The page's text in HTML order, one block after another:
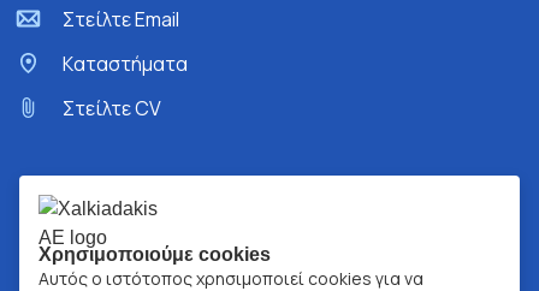
Στείλτε Email
Kαταστήματα
Στείλτε CV
Χρησιμοποιούμε cookies
Αυτός ο ιστότοπος χρησιμοποιεί cookies για να